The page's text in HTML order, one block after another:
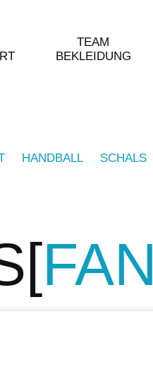
TEAM
BEKLEIDUNG
HANDBALL SCHALS
FAN